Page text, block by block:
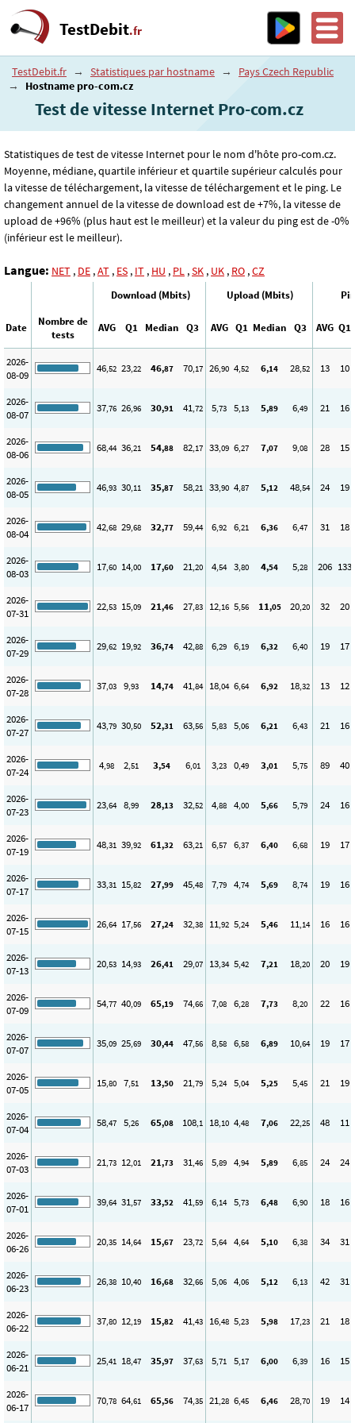
TestDebit.fr
TestDebit.fr → Statistiques par hostname →
Pays Czech Republic
→
Hostname pro-com.cz
Test de vitesse Internet Pro-com.cz
Statistiques de test de vitesse Internet pour le nom d'hôte pro-com.cz.
Moyenne, médiane, quartile inférieur et quartile supérieur calculés pour
la vitesse de téléchargement, la vitesse de téléchargement et le ping. Le
changement annuel de la vitesse de download est de +7%, la vitesse de
upload de +96% (plus haut est le meilleur) et la valeur du ping est de -0%
(inférieur est le meilleur).
Langue: NET , DE ,AT , ES , IT , HU , PL ,SK , UK , RO ,CZ
Download (Mbits) Upload (Mbits)
Date
Nombre de
tests
AVG Q1 Median Q3 AVG Q1 Median Q3 AVG Q1
2026-
08-09
46,52 23,22 46,87 70,17 26,90 4,52 6,14 28,52 13 10
2026-
08-07
37,76 26,96 30,91 41,72 5,73 5,13 5,89 6,49 21 16
2026-
08-06
68,44 36,21 54,88 82,17 33,09 6,27 7,07 9,08 28 15
2026-
08-05
46,93 30,11 35,87 58,21 33,90 4,87 5,12 48,54 24 19
2026-
08-04
42,68 29,68 32,77 59,44 6,92 6,21 6,36 6,47 31 18
2026-
08-03
17,60 14,00 17,60 21,20 4,54 3,80 4,54 5,28 206 133
2026-
07-31
22,53 15,09 21,46 27,83 12,16 5,56 11,05 20,20 32 20
2026-
07-29
29,62 19,92 36,74 42,88 6,29 6,19 6,32 6,40 19 17
2026-
07-28
37,03 9,93 14,74 41,84 18,04 6,64 6,92 18,32 13 12
2026-
07-27
43,79 30,50 52,31 63,56 5,83 5,06 6,21 6,43 21 16
2026-
07-24
4,98 2,51 3,54 6,01 3,23 0,49 3,01 5,75 89 40
2026-
07-23
23,64 8,99 28,13 32,52 4,88 4,00 5,66 5,79 24 16
2026-
07-19
48,31 39,92 61,32 63,21 6,57 6,37 6,40 6,68 19 17
2026-
07-17
33,31 15,82 27,99 45,48 7,79 4,74 5,69 8,74 19 16
2026-
07-15
26,64 17,56 27,24 32,38 11,92 5,24 5,46 11,14 16 16
2026-
07-13
20,53 14,93 26,41 29,07 13,34 5,42 7,21 18,20 20 19
2026-
07-09
54,77 40,09 65,19 74,66 7,08 6,28 7,73 8,20 22 16
2026-
07-07
35,09 25,69 30,44 47,56 8,58 6,58 6,89 10,64 19 17
2026-
07-05
15,80 7,51 13,50 21,79 5,24 5,04 5,25 5,45 21 19
2026-
07-04
58,47 5,26 65,08 108,1 18,10 4,48 7,06 22,25 48 11
2026-
07-03
21,73 12,01 21,73 31,46 5,89 4,94 5,89 6,85 24 24
2026-
07-01
39,64 31,57 33,52 41,59 6,14 5,73 6,48 6,90 18 16
2026-
06-26
20,35 14,64 15,67 23,72 5,64 4,64 5,10 6,38 34 31
2026-
06-23
26,38 10,40 16,68 32,66 5,06 4,06 5,12 6,13 42 31
2026-
06-22
37,80 12,19 15,82 41,43 16,48 5,23 5,98 17,23 21 18
2026-
06-21
25,41 18,47 35,97 37,63 5,71 5,17 6,00 6,39 16 15
2026-
06-17
70,78 64,61 65,56 74,35 21,28 6,45 6,46 28,70 19 14